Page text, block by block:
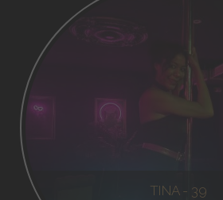
TINA - 39